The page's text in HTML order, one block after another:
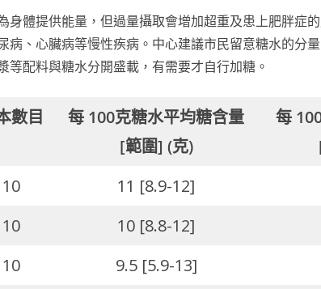
身體提供能量，但過量攝取會增加超重及患上肥胖症
病、心臟病等慢性疾病。中心建議市民留意糖水的分
等配料與糖水分開盛載，有需要才自行加糖。
數目
每 100克糖水平均糖含量
[範圍] (克)
每
10 11 [8.9-12]
10 10 [8.8-12]
10 9.5 [5.9-13]